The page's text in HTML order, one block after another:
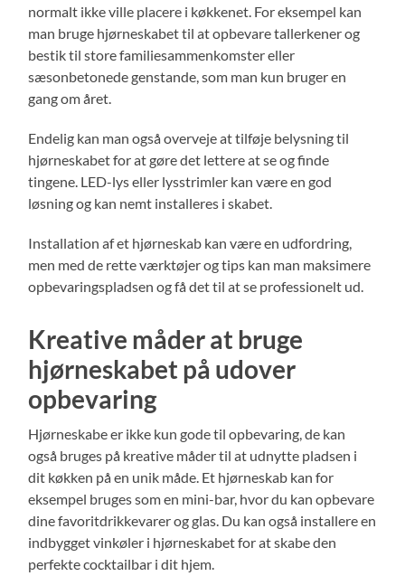
normalt ikke ville placere i køkkenet. For eksempel kan
man bruge hjørneskabet til at opbevare tallerkener og
bestik til store familiesammenkomster eller
sæsonbetonede genstande, som man kun bruger en
gang om året.
Endelig kan man også overveje at tilføje belysning til
hjørneskabet for at gøre det lettere at se og finde
tingene. LED-lys eller lysstrimler kan være en god
løsning og kan nemt installeres i skabet.
Installation af et hjørneskab kan være en udfordring,
men med de rette værktøjer og tips kan man maksimere
opbevaringspladsen og få det til at se professionelt ud.
Kreative måder at bruge
hjørneskabet på udover
opbevaring
Hjørneskabe er ikke kun gode til opbevaring, de kan
også bruges på kreative måder til at udnytte pladsen i
dit køkken på en unik måde. Et hjørneskab kan for
eksempel bruges som en mini-bar, hvor du kan opbevare
dine favoritdrikkevarer og glas. Du kan også installere en
indbygget vinkøler i hjørneskabet for at skabe den
perfekte cocktailbar i dit hjem.